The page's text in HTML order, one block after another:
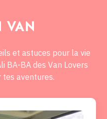
VAN
et astuces pour la vie
BA-BA des Van Lovers
aventures.